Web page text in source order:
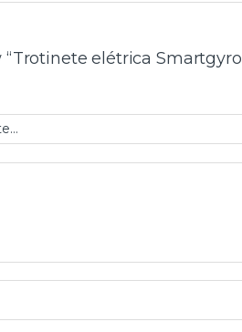
elétrica Smartgyro